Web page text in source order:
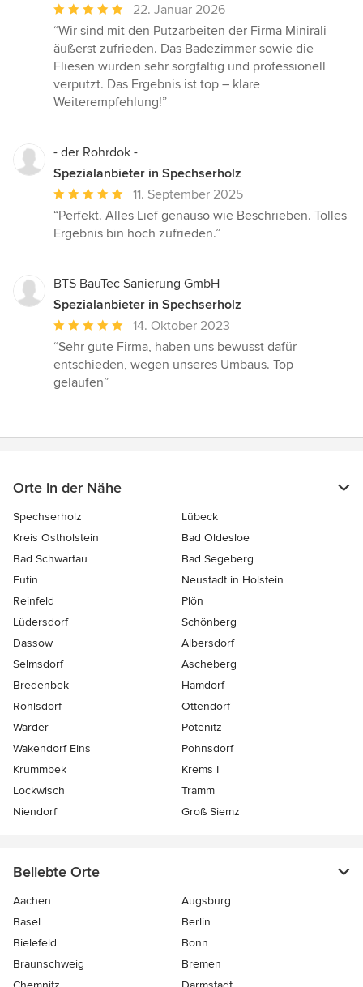
Durchschnittliche
Bewertung:
5
von
5
Sternen
22. Januar 2026
“Wir sind mit den Putzarbeiten der Firma Minirali
äußerst zufrieden. Das Badezimmer sowie die
Fliesen wurden sehr sorgfältig und professionell
verputzt. Das Ergebnis ist top – klare
Weiterempfehlung!”
- der Rohrdok -
Spezialanbieter in Spechserholz
Durchschnittliche
Bewertung:
5
Sternen
11. September 2025
“Perfekt. Alles Lief genauso wie Beschrieben. Tolles
Ergebnis bin hoch zufrieden.”
BTS BauTec Sanierung GmbH
Spezialanbieter in Spechserholz
Durchschnittliche
Bewertung:
5
von
14. Oktober 2023
“Sehr gute Firma, haben uns bewusst dafür
entschieden, wegen unseres Umbaus. Top
gelaufen”
Orte in der Nähe
Spechserholz
Lübeck
Kreis Ostholstein
Bad Oldesloe
Bad Schwartau
Bad Segeberg
Eutin
Neustadt in Holstein
Reinfeld
Plön
Lüdersdorf
Schönberg
Dassow
Albersdorf
Selmsdorf
Ascheberg
Bredenbek
Hamdorf
Rohlsdorf
Ottendorf
Warder
Pötenitz
Wakendorf Eins
Pohnsdorf
Krummbek
Krems I
Lockwisch
Tramm
Niendorf
Groß Siemz
Beliebte Orte
Aachen
Augsburg
Basel
Berlin
Bielefeld
Bonn
Braunschweig
Bremen